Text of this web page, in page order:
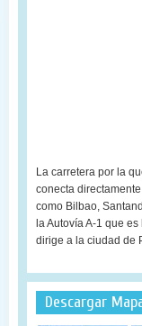
La carretera por la
conecta
como Bilbao,
la Autovía A-1 que
dirige a la ciudad de
Descargar